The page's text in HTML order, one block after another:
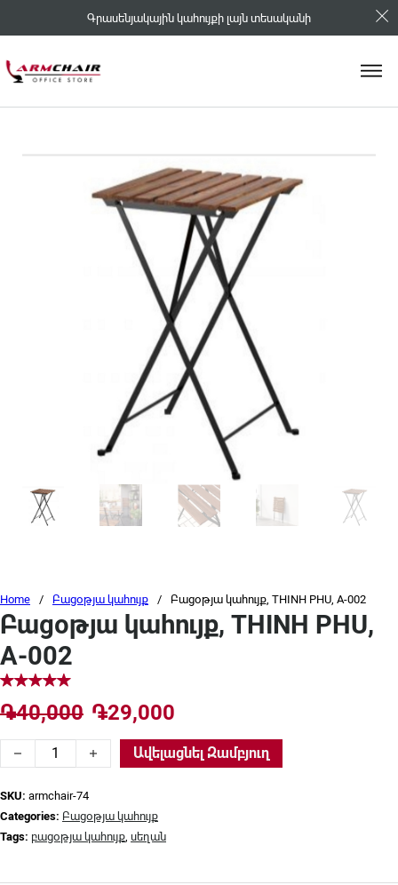
Գրասենյակային կահույքի լայն տեսականի
Home / Բացօթյա կահույք / Բացօթյա կահույք, THINH PHU, A-002
Բացօթյա կահույք, THINH PHU,
A-002
֏40,000 Original price was: ֏40,000.
֏29,000
Բացօթյա կահույք, THINH PHU, A-002 quantity
Ավելացնել Զամբյուղ
SKU: armchair-74
Categories: Բացօթյա կահույք
Tags: բացօթյա կահույք սեղան